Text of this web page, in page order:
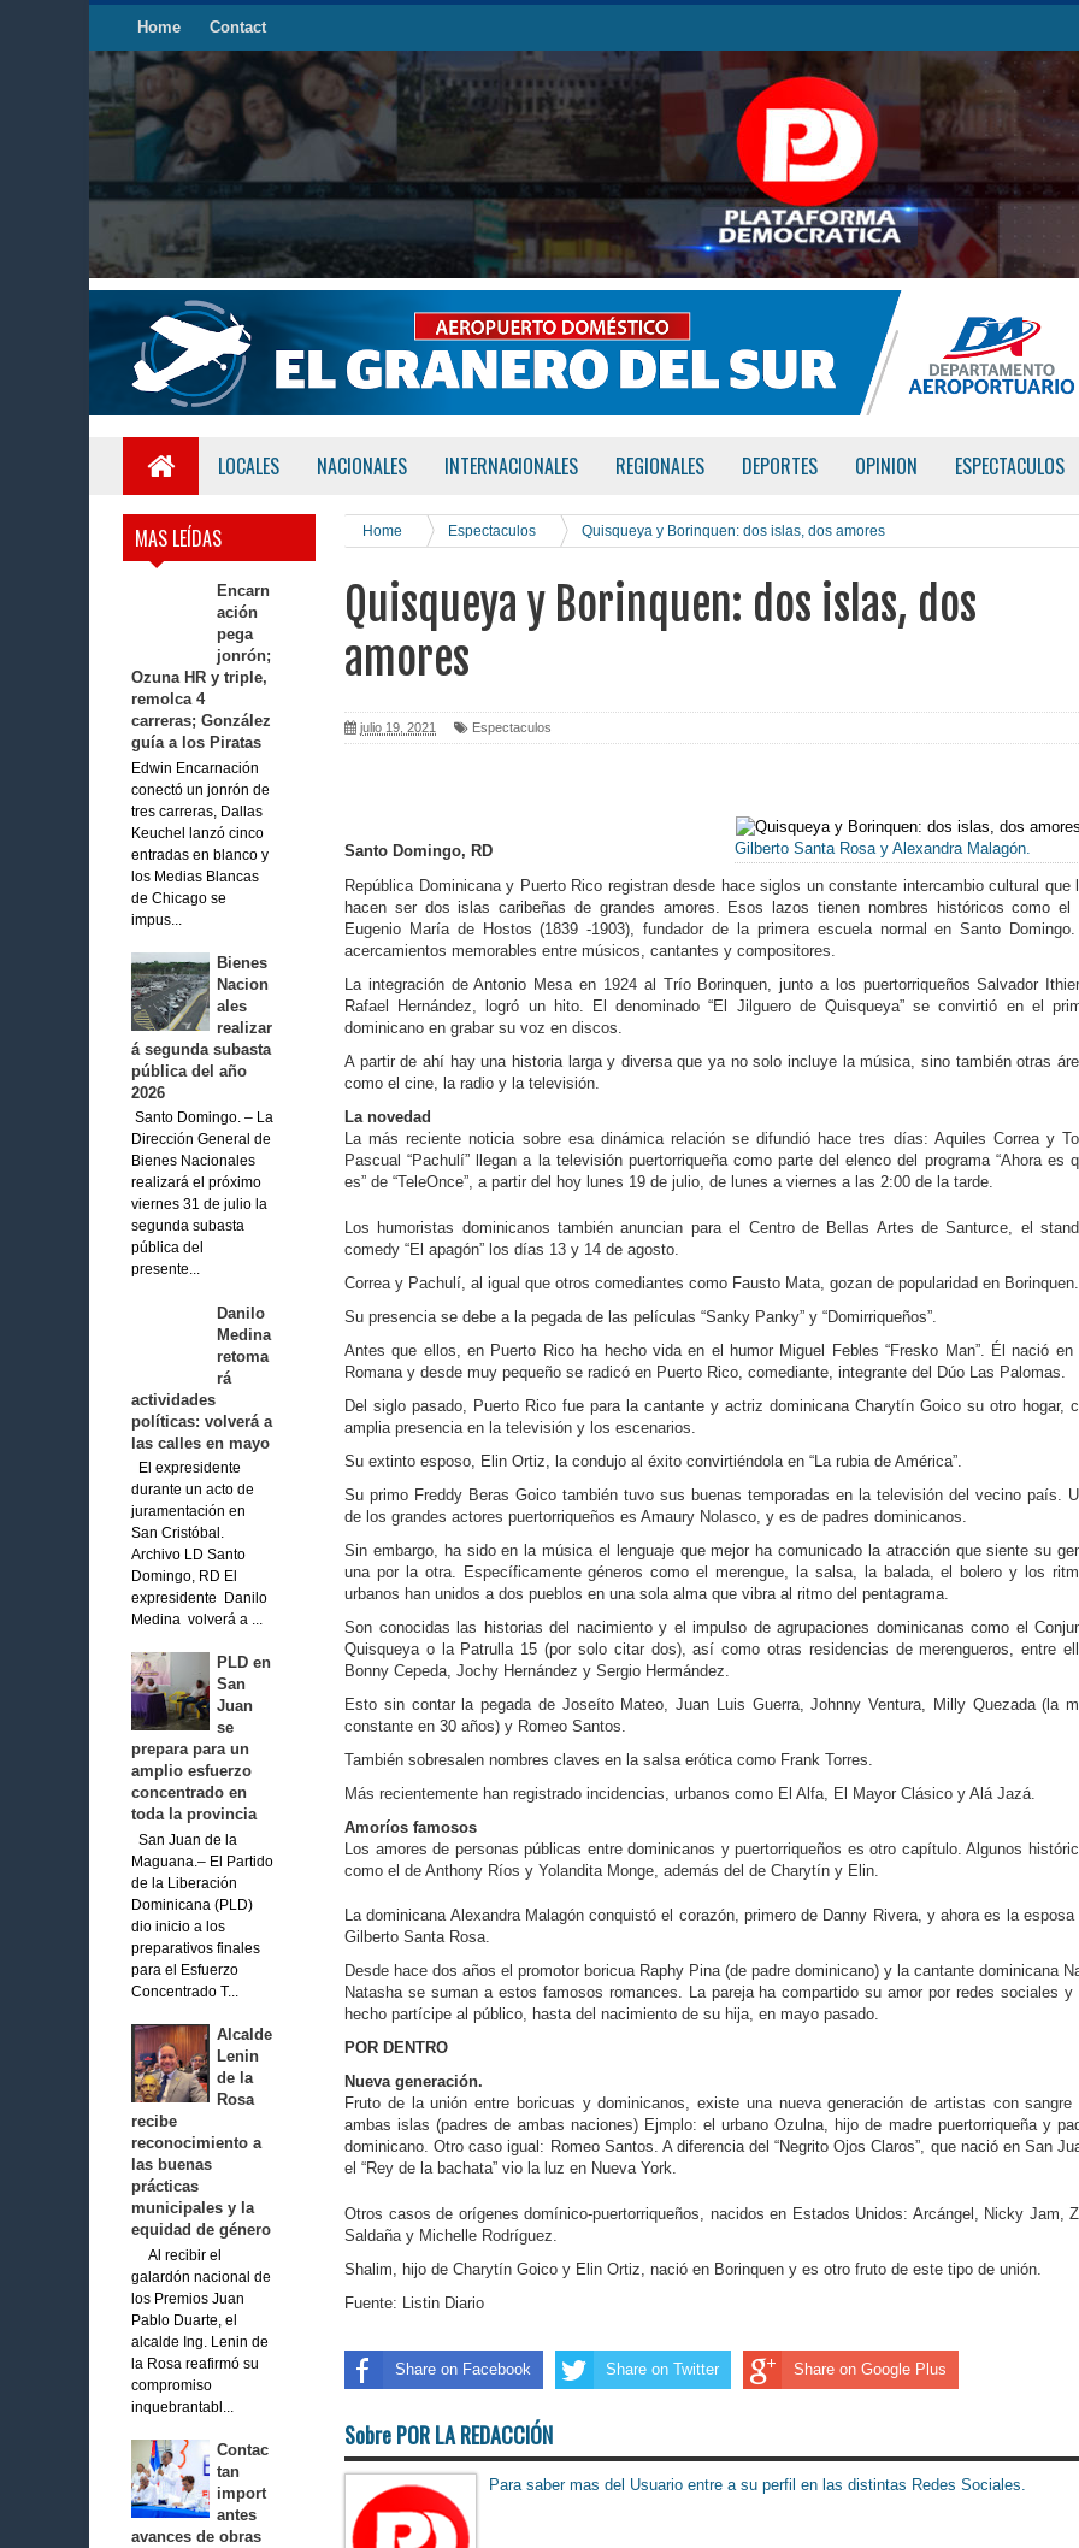
Home Contact
LOCALES NACIONALES INTERNACIONALES REGIONALES DEPORTES OPINION ESPECTACULOS
MAS LEÍDAS
Encarn
ación
pega
jonrón;
Ozuna HR y triple,
remolca 4
carreras; González
guía a los Piratas
Edwin Encarnación
conectó un jonrón de
tres carreras, Dallas
Keuchel lanzó cinco
entradas en blanco y
los Medias Blancas
de Chicago se
impus...
Bienes
Nacion
ales
realizar
á segunda subasta
pública del año
2026
Santo Domingo. – La
Dirección General de
Bienes Nacionales
realizará el próximo
viernes 31 de julio la
segunda subasta
pública del
presente...
Danilo
Medina
retoma
rá
actividades
políticas: volverá a
las calles en mayo
El expresidente
durante un acto de
juramentación en
San Cristóbal.
Archivo LD Santo
Domingo, RD El
expresidente Danilo
Medina volverá a ...
PLD en
San
Juan
se
prepara para un
amplio esfuerzo
concentrado en
toda la provincia
San Juan de la
Maguana.– El Partido
de la Liberación
Dominicana (PLD)
dio inicio a los
preparativos finales
para el Esfuerzo
Concentrado T...
Alcalde
Lenin
de la
Rosa
recibe
reconocimiento a
las buenas
prácticas
municipales y la
equidad de género
Al recibir el
galardón nacional de
los Premios Juan
Pablo Duarte, el
alcalde Ing. Lenin de
la Rosa reafirmó su
compromiso
inquebrantabl...
Contac
tan
import
antes
avances de obras
Home Espectaculos Quisqueya y Borinquen: dos islas, dos amores
Quisqueya y Borinquen: dos islas, dos
amores
julio 19, 2021 Espectaculos
Gilberto Santa Rosa y Alexandra Malagón.
Santo Domingo, RD
República Dominicana y Puerto Rico registran desde hace siglos un constante intercambio cultural que
hacen ser dos islas caribeñas de grandes amores. Esos lazos tienen nombres históricos como el
Eugenio María de Hostos (1839 -1903), fundador de la primera escuela normal en Santo
acercamientos memorables entre músicos, cantantes y compositores.
La integración de Antonio Mesa en 1924 al Trío Borinquen, junto a los puertorriqueños Salvador
Rafael Hernández, logró un hito. El denominado “El Jilguero de Quisqueya” se convirtió en el
dominicano en grabar su voz en discos.
A partir de ahí hay una historia larga y diversa que ya no solo incluye la música, sino también otras
como el cine, la radio y la televisión.
La novedad
La más reciente noticia sobre esa dinámica relación se difundió hace tres días: Aquiles Correa y
Pascual “Pachulí” llegan a la televisión puertorriqueña como parte del elenco del programa “Ahora es
es” de “TeleOnce”, a partir del hoy lunes 19 de julio, de lunes a viernes a las 2:00 de la tarde.
Los humoristas dominicanos también anuncian para el Centro de Bellas Artes de Santurce, el
comedy “El apagón” los días 13 y 14 de agosto.
Correa y Pachulí, al igual que otros comediantes como Fausto Mata, gozan de popularidad en Borinquen.
Su presencia se debe a la pegada de las películas “Sanky Panky” y “Domirriqueños”.
Antes que ellos, en Puerto Rico ha hecho vida en el humor Miguel Febles “Fresko Man”. Él nació en
Romana y desde muy pequeño se radicó en Puerto Rico, comediante, integrante del Dúo Las Palomas.
Del siglo pasado, Puerto Rico fue para la cantante y actriz dominicana Charytín Goico su otro hogar,
amplia presencia en la televisión y los escenarios.
Su extinto esposo, Elin Ortiz, la condujo al éxito convirtiéndola en “La rubia de América”.
Su primo Freddy Beras Goico también tuvo sus buenas temporadas en la televisión del vecino país.
de los grandes actores puertorriqueños es Amaury Nolasco, y es de padres dominicanos.
Sin embargo, ha sido en la música el lenguaje que mejor ha comunicado la atracción que siente su
una por la otra. Específicamente géneros como el merengue, la salsa, la balada, el bolero y los
urbanos han unidos a dos pueblos en una sola alma que vibra al ritmo del pentagrama.
Son conocidas las historias del nacimiento y el impulso de agrupaciones dominicanas como el
Quisqueya o la Patrulla 15 (por solo citar dos), así como otras residencias de merengueros, entre
Bonny Cepeda, Jochy Hernández y Sergio Hermández.
Esto sin contar la pegada de Joseíto Mateo, Juan Luis Guerra, Johnny Ventura, Milly Quezada (la
constante en 30 años) y Romeo Santos.
También sobresalen nombres claves en la salsa erótica como Frank Torres.
Más recientemente han registrado incidencias, urbanos como El Alfa, El Mayor Clásico y Alá Jazá.
Amoríos famosos
Los amores de personas públicas entre dominicanos y puertorriqueños es otro capítulo. Algunos
como el de Anthony Ríos y Yolandita Monge, además del de Charytín y Elin.
La dominicana Alexandra Malagón conquistó el corazón, primero de Danny Rivera, y ahora es la esposa
Gilberto Santa Rosa.
Desde hace dos años el promotor boricua Raphy Pina (de padre dominicano) y la cantante dominicana
Natasha se suman a estos famosos romances. La pareja ha compartido su amor por redes sociales y
hecho partícipe al público, hasta del nacimiento de su hija, en mayo pasado.
POR DENTRO
Nueva generación.
Fruto de la unión entre boricuas y dominicanos, existe una nueva generación de artistas con sangre
ambas islas (padres de ambas naciones) Ejmplo: el urbano Ozulna, hijo de madre puertorriqueña y
dominicano. Otro caso igual: Romeo Santos. A diferencia del “Negrito Ojos Claros”, que nació en San
el “Rey de la bachata” vio la luz en Nueva York.
Otros casos de orígenes domínico-puertorriqueños, nacidos en Estados Unidos: Arcángel, Nicky Jam,
Saldaña y Michelle Rodríguez.
Shalim, hijo de Charytín Goico y Elin Ortiz, nació en Borinquen y es otro fruto de este tipo de unión.
Fuente: Listin Diario
Share on Facebook Share on Twitter Share on Google Plus
Sobre POR LA REDACCIÓN
Para saber mas del Usuario entre a su perfil en las distintas Redes Sociales.